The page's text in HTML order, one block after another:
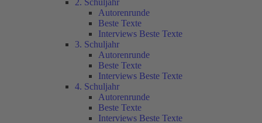
2. Schuljahr
Autorenrunde
Beste Texte
Interviews Beste Texte
3. Schuljahr
Autorenrunde
Beste Texte
Interviews Beste Texte
4. Schuljahr
Autorenrunde
Beste Texte
Interviews Beste Texte